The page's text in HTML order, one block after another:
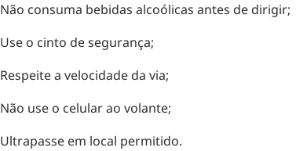
Não consuma bebidas alcoólicas antes de dirigir;
Use o cinto de segurança;
Respeite a velocidade da via;
Não use o celular ao volante;
Ultrapasse em local permitido.